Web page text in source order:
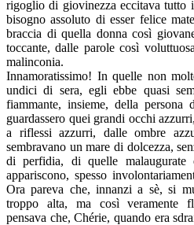
rigoglio di giovinezza eccitava tutto
bisogno assoluto di esser felice
braccia di quella donna così
toccante, dalle parole così
malinconia.
Innamoratissimo! In quelle non
undici di sera, egli ebbe quasi
fiammante, insieme, della
guardassero quei grandi occhi
a riflessi azzurri, dalle ombre
sembravano un mare di dolcezza,
di perfidia, di quelle malaugurate
appariscono, spesso
Ora pareva che, innanzi a sè, si
troppo alta, ma così veramente
pensava che, Chérie, quando era